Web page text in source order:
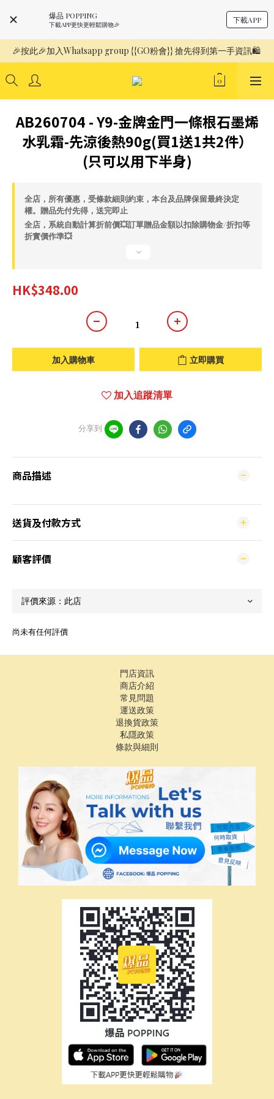
爆品 POPPING
下載APP更快更輕鬆購物🎉 下載APP
AB260704 - Y9-金牌金門一條根石墨烯
水乳霜-先涼後熱90g(買1送1共2件）
(只可以用下半身)
全店，所有優惠，受條款細則約束，本台及品牌保留最終決定
權。贈品先付先得，送完即止
全店，系統自動計算折前價💥訂單贈品金額以扣除購物金/折扣等
折實價作準💥
HK$348.00
加入購物車 立即購買
加入追蹤清單
分享到
商品描述
送貨及付款方式
顧客評價
尚未有任何評價
門店資訊
商店介紹
常見問題
運送政策
退換貨政策
私隱政策
條款與細則